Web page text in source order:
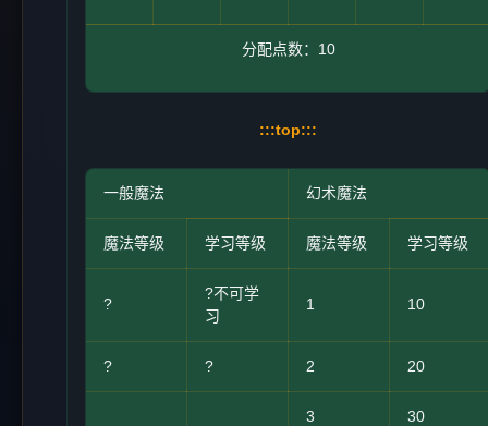
分配点数：10
:::top:::
一般魔法 幻术魔法
魔法等级 学习等级 魔法等级 学习等级
?
?不可学
习
1 10
? ? 2 20
3 30